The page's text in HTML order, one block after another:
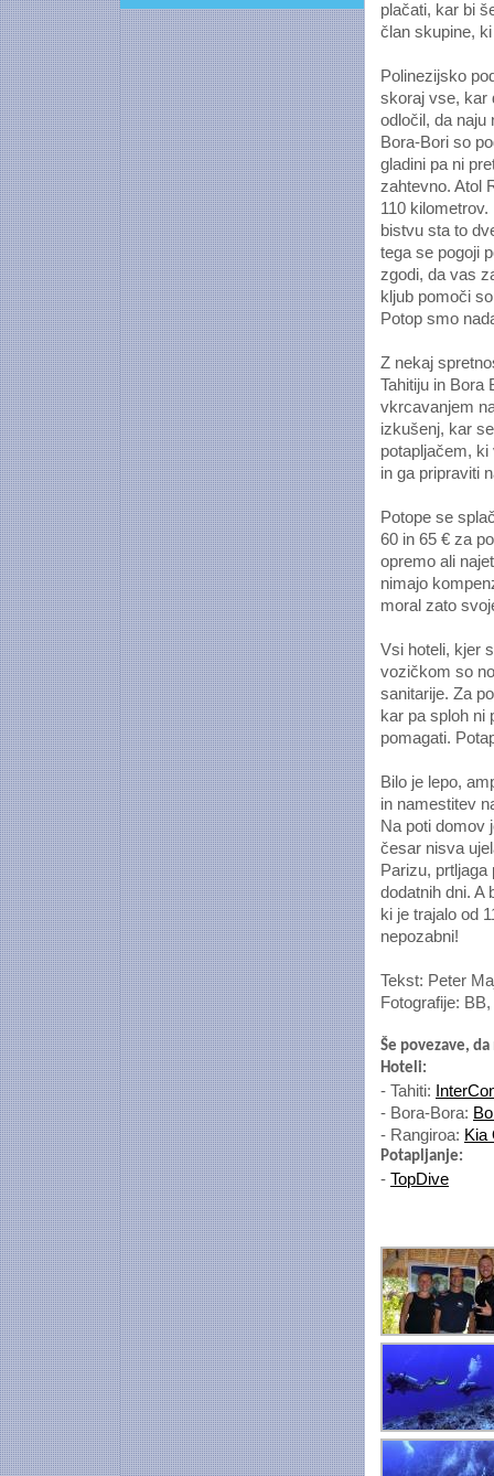
plačati, kar bi
član skupine,
Polinezijsko
skoraj vse, kar
odločil, da naju
Bora-Bori so
gladini pa ni
zahtevno. Atol
110
bistvu sta to
tega se pogoji
zgodi, da vas
kljub pomoči
Potop smo
Z nekaj
Tahitiju in Bora
vkrcavanjem
izkušenj, kar
potapljačem,
in ga pripraviti
Potope se
60 in 65 € za
opremo ali
nimajo
moral zato
Vsi hoteli, kjer
vozičkom so
sanitarije. Za
kar pa sploh ni
pomagati.
Bilo je lepo,
in namestitev
Na poti domov
česar nisva
Parizu,
dodatnih dni. A
ki je trajalo od
nepozabni!
Tekst: Peter
Fotografije:
Še povezave,
Hoteli:
- Tahiti:
- Bora-Bora:
- Rangiroa: Kia
Potapljanje:
- TopDive